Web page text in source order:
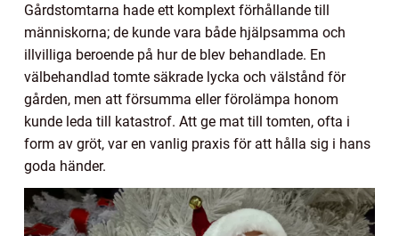
Gårdstomtarna hade ett komplext förhållande till
människorna; de kunde vara både hjälpsamma och
illvilliga beroende på hur de blev behandlade. En
välbehandlad tomte säkrade lycka och välstånd för
gården, men att försumma eller förolämpa honom
kunde leda till katastrof. Att ge mat till tomten, ofta i
form av gröt, var en vanlig praxis för att hålla sig i hans
goda händer.